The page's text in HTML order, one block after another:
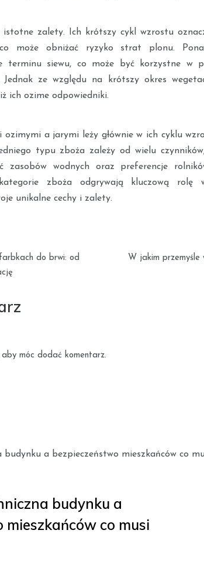
zalety. Ich krótszy cykl wzrostu
może obniżać ryzyko strat plonu.
terminu siewu, co może być korzystne w
Jednak ze względu na krótszy okres
ich ozime odpowiedniki.
ozimymi a jarymi leży głównie w ich cyklu
typu zboża zależy od wielu
zasobów wodnych oraz preferencje
zboża odgrywają kluczową rolę
unikalne cechy i zalety.
do brwi: od
W jakim przemyśle
aby móc dodać komentarz.
budynku a
mieszkańców co musi